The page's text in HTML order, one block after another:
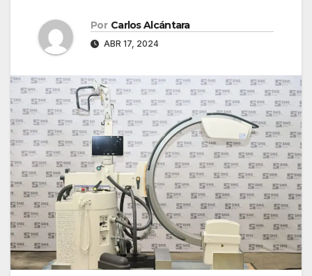
Por Carlos Alcántara
ABR 17, 2024